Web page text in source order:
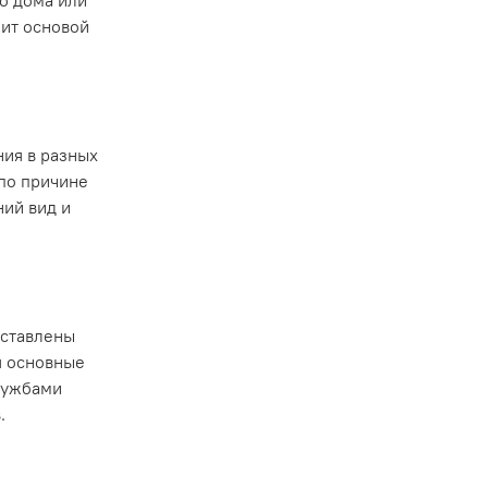
основой
в разных
причине
вид и
основные